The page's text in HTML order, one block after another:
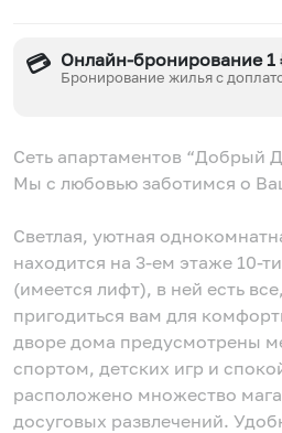
💳 Онлайн-бронирование 1
Бронирование жилья с
Сеть апартаментов “Добрый
Мы с любовью заботимся о
Светлая, уютная
находится на 3-ем этаже 10-
(имеется лифт), в ней есть
пригодиться вам для
дворе дома предусмотрены
спортом, детских игр и
расположено множество
досуговых развлечений.